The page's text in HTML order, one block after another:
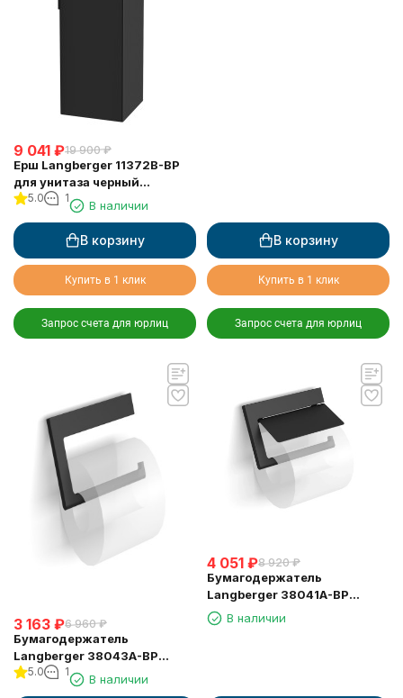
9 041 ₽19 900 ₽
Ерш Langberger 11372B-BP
для унитаза черный
квадратный к стене (колба
пластиковая)
5.0 1
В наличии
В корзину
Купить в 1 клик
Запрос счета для юрлиц
В корзину
Купить в 1 клик
Запрос счета для юрлиц
3 163 ₽6 960 ₽
Бумагодержатель
Langberger 38043A-BP
туалетной бумаги без
крышки квадратный черный
5.0 1
В наличии
4 051 ₽8 920 ₽
Бумагодержатель
Langberger 38041A-BP
туалетной бумаги с
крышкой черный
В наличии